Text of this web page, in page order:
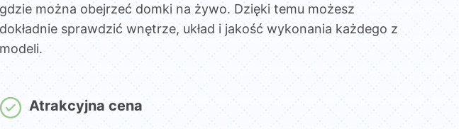
gdzie można obejrzeć domki na żywo. Dzięki temu możesz
dokładnie sprawdzić wnętrze, układ i jakość wykonania każdego z
modeli.
Atrakcyjna cena